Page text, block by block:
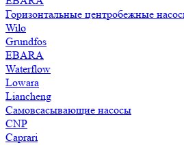
Горизонтальные центробежные
Wilo
Grundfos
EBARA
Waterflow
Lowara
Liancheng
Самовсасывающие насосы
CNP
Caprari